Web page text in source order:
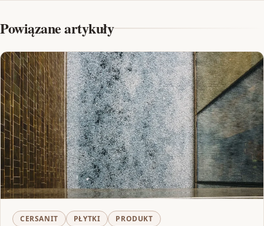
Powiązane artykuły
CERSANIT PŁYTKI PRODUKT